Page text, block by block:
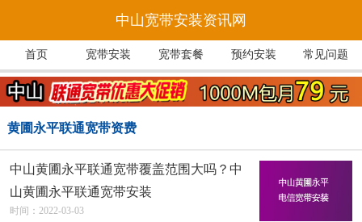
中山宽带安装资讯网
首页 宽带安装 宽带套餐 预约安装 常见问题
黄圃永平联通宽带资费
中山黄圃永平联通宽带覆盖范围大吗？中
山黄圃永平联通宽带安装
时间：2022-03-03